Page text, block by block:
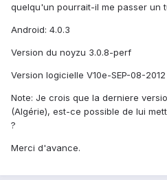
quelqu'un pourrait-il me passer un
Android: 4.0.3
Version du noyzu 3.0.8-perf
Version logicielle V10e-SEP-08-2012
Note: Je crois que la derniere
(Algérie), est-ce possible de lui
?
Merci d'avance.